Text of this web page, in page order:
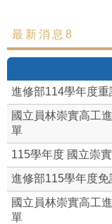
最新消息
歷任校務主任
進修部免試入
進修部學生-校
最新消息8
進修部114學年度重
國立員林崇實高工
單
115學年度 國立崇
進修部115學年度
國立員林崇實高工
單